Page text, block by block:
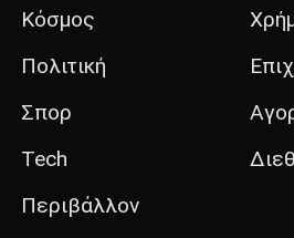
Κόσμος
Πολιτική
Σπορ
Tech
Περιβάλλον